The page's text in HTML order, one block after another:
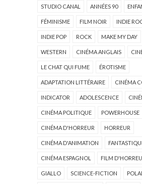
STUDIO CANAL ANNÉES 90
FÉMINISME FILM NOIR INDIE
INDIE POP ROCK MAKE MY DAY
WESTERN CINÉMA ANGLAIS
LE CHAT QUI FUME ÉROTISME
ADAPTATION LITTÉRAIRE CINÉMA
INDICATOR ADOLESCENCE
CINÉMA POLITIQUE POWERHOUSE
CINÉMA D'HORREUR HORREUR
CINÉMA D'ANIMATION
CINÉMA ESPAGNOL FILM
GIALLO SCIENCE-FICTION